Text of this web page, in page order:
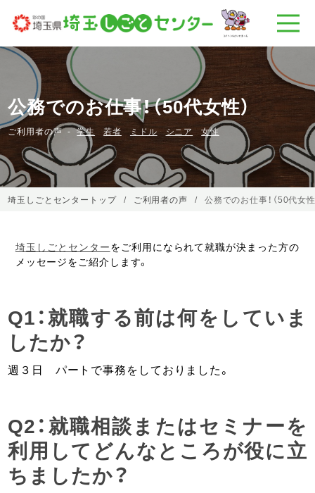
公務でのお仕事！（50代女性）
ご利用者の声 学生 若者 ミドル シニア 女性
埼玉しごとセンタートップ ご利用者の声 公務でのお仕事！（50代女性
埼玉しごとセンターをご利用になられて就職が決まった方の
メッセージをご紹介します。
Q1：就職する前は何をしていま
したか？
週３日 パートで事務をしておりました。
Q2：就職相談またはセミナーを
利用してどんなところが役に立
ちましたか？